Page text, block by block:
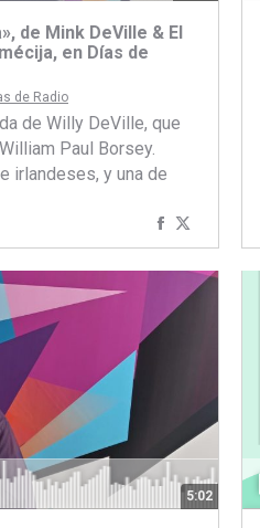
de Mink DeVille & El
en Días de
de Radio
de Willy DeVille, que
Paul Borsey.
irlandeses, y una de
Compartir
con
Facebook
con
Twitter
5:02